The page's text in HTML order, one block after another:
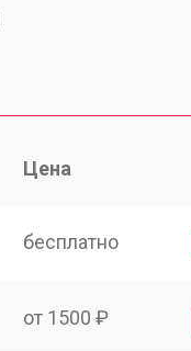
Цена
бесплатно
от 1500 ₽